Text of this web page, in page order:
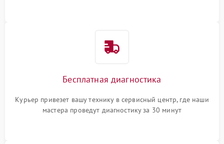
Бесплатная диагностика
Курьер привезет вашу технику в сервисный центр, где наши
мастера проведут диагностику за 30 минут